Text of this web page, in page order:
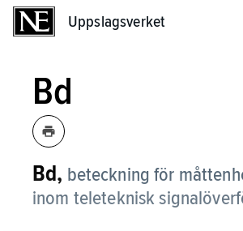
Uppslagsverket
Bd
Bd, beteckning för
inom teleteknisk